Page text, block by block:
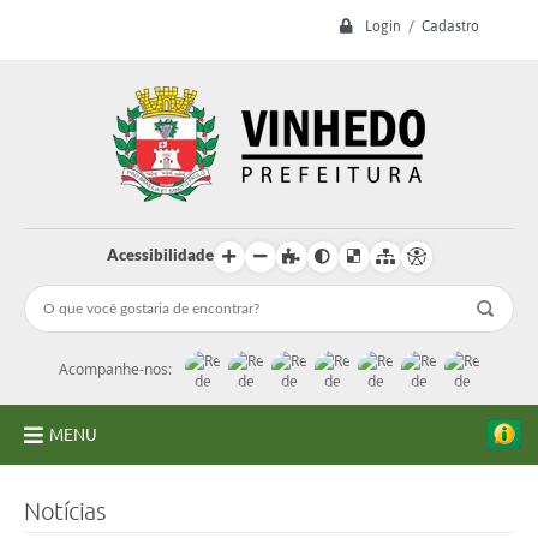
Login / Cadastro
Acessibilidade
Acompanhe-nos:
MENU
Notícias